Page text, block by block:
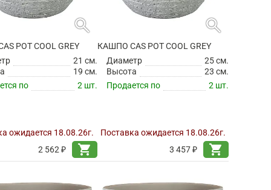
search
POT COOL GREY
21 см.
19 см.
по
2 шт.
ожидается 18.08.26г.
2 562 ₽
shopping_cart
search
КАШПО CAS POT COOL GREY
Диаметр
25 см.
Высота
23 см.
Продается по
2 шт.
Поставка ожидается 18.08.26г.
3 457 ₽
shopping_cart